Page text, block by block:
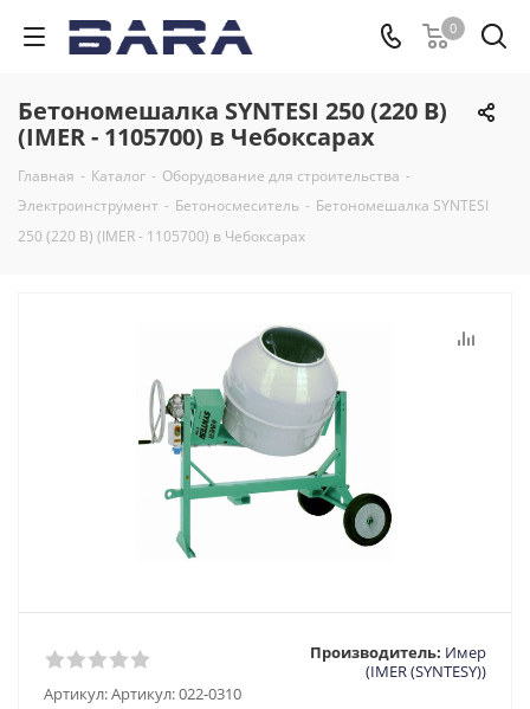
0
Бетономешалка SYNTESI 250 (220 В)
(IMER - 1105700) в Чебоксарах
Главная - Каталог - Оборудование для строительства -
Электроинструмент - Бетоносмеситель - Бетономешалка SYNTESI
250 (220 В) (IMER - 1105700) в Чебоксарах
Артикул:Артикул: 022-0310
Производитель: Имер
(IMER (SYNTESY))